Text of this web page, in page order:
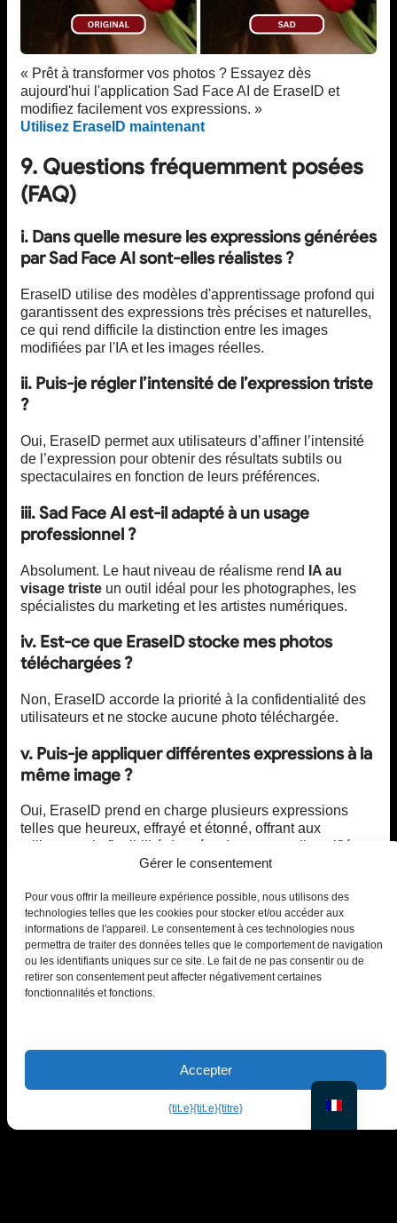
Gérer le consentement
Pour vous offrir la meilleure expérience possible, nous utilisons des
technologies telles que les cookies pour stocker et/ou accéder aux
informations de l'appareil. Le consentement à ces technologies nous
permettra de traiter des données telles que le comportement de navigation
ou les identifiants uniques sur ce site. Le fait de ne pas consentir ou de
retirer son consentement peut affecter négativement certaines
fonctionnalités et fonctions.
Accepter
{titre}{titre}{titre}
« Prêt à transformer vos photos ? Essayez dès
aujourd'hui l'application Sad Face AI de EraseID et
modifiez facilement vos expressions. »
Utilisez EraseID maintenant
9. Questions fréquemment posées
(FAQ)
i. Dans quelle mesure les expressions générées
par Sad Face AI sont-elles réalistes ?
EraseID utilise des modèles d'apprentissage profond qui
garantissent des expressions très précises et naturelles,
ce qui rend difficile la distinction entre les images
modifiées par l'IA et les images réelles.
ii. Puis-je régler l’intensité de l’expression triste
?
Oui, EraseID permet aux utilisateurs d’affiner l’intensité
de l’expression pour obtenir des résultats subtils ou
spectaculaires en fonction de leurs préférences.
iii. Sad Face AI est-il adapté à un usage
professionnel ?
Absolument. Le haut niveau de réalisme rend
IA au
visage triste un outil idéal pour les photographes, les
spécialistes du marketing et les artistes numériques.
iv. Est-ce que EraseID stocke mes photos
téléchargées ?
Non, EraseID accorde la priorité à la confidentialité des
utilisateurs et ne stocke aucune photo téléchargée.
v. Puis-je appliquer différentes expressions à la
même image ?
Oui, EraseID prend en charge plusieurs expressions
telles que heureux, effrayé et étonné, offrant aux
avec une seule photo.
Essayez EraseID gratuitement
PiktID FlexCo
Lakeside Park B01a, 9020 Klagenfurt, Autriche